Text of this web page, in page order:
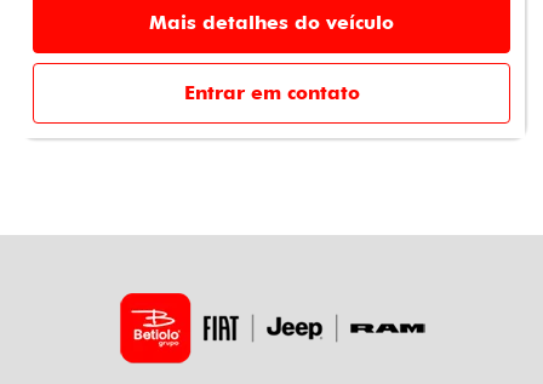
Mais detalhes do veículo
Entrar em contato